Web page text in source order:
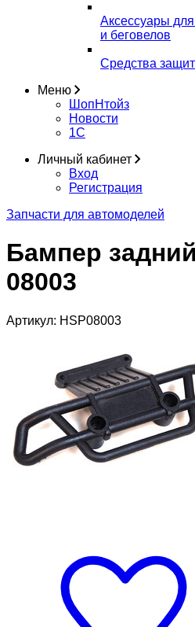
Аксессуары
и беговелов
Средства
Меню
ШопНтойз
Новости
1C
Личный кабинет
Вход
Регистрация
Запчасти для автомоделей
Бампер
08003
Артикул: HSP08003